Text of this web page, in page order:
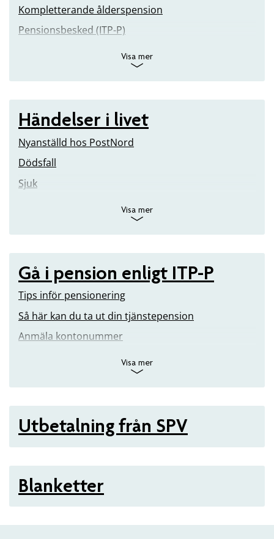
Kompletterande ålderspension
Pensionsbesked (ITP-P)
Visa mer
Händelser i livet
Nyanställd hos PostNord
Dödsfall
Sjuk
Visa mer
Gå i pension enligt ITP-P
Tips inför pensionering
Så här kan du ta ut din tjänstepension
Anmäla kontonummer
Visa mer
Utbetalning från SPV
Blanketter